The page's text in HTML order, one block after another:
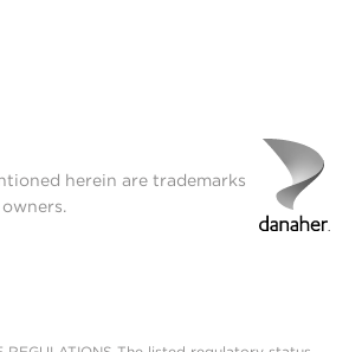
herein are trademarks